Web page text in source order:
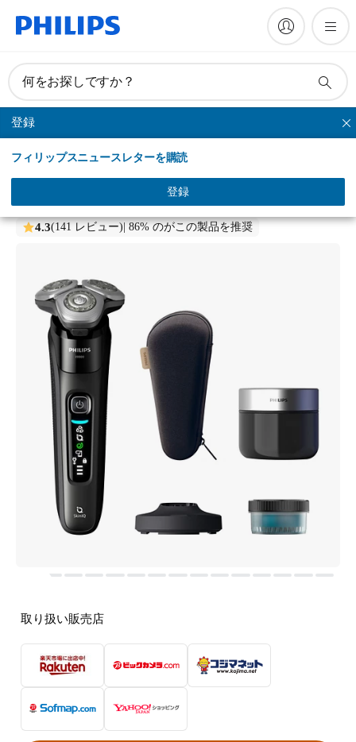
何をお探しですか？
登録
フィリップスニュースレターを購読
登録
シリーズシェーバー
ウェット＆ドライ電動シェーバー
4.3(141 レビュー) | 86% のがこの製品を推奨
取り扱い販売店